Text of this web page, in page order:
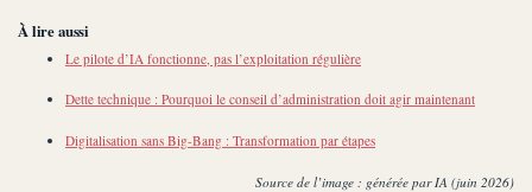
À lire aussi
Le pilote d’IA fonctionne, pas l’exploitation régulière
Dette technique : Pourquoi le conseil d’administration doit agir maintenant
Digitalisation sans Big-Bang : Transformation par étapes
Source de l’image : générée par IA (juin 2026)